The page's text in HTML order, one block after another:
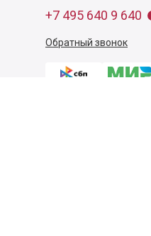
+7 495 640 9 640
Обратный звонок